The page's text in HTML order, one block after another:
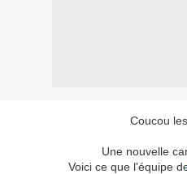
Coucou
Une nouvelle
Voici ce que l'équipe